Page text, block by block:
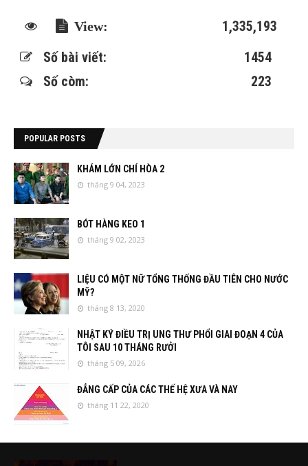
1,335,193
Số bài viết:
1454
Số còm:
223
POPULAR POSTS
KHÁM LỚN CHÍ HÒA 2
tháng 9 04, 2023
BÓT HÀNG KEO 1
tháng 9 02, 2023
LIỆU CÓ MỘT NỮ TỔNG THỐNG ĐẦU TIÊN CHO NƯỚC
MỸ?
tháng 8 13, 2020
NHẬT KÝ ĐIỀU TRỊ UNG THƯ PHỔI GIAI ĐOẠN 4 CỦA
TÔI SAU 10 THÁNG RƯỞI
tháng 5 09, 2026
ĐẲNG CẤP CỦA CÁC THẾ HỆ XƯA VÀ NAY
tháng 11 22, 2020